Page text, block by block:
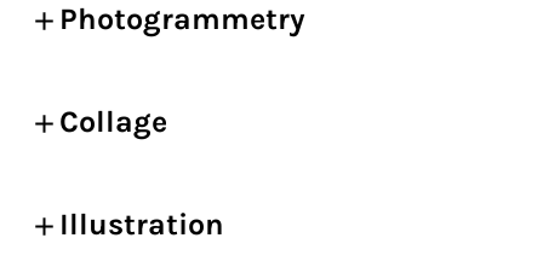
Photogrammetry
Collage
Illustration